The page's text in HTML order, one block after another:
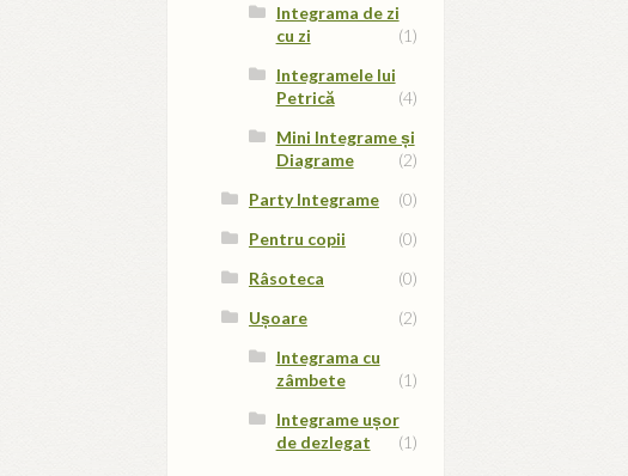
Integrama de zi
cu zi
(1)
Integramele lui
Petrică
(4)
Mini Integrame și
Diagrame
(2)
Party Integrame
(0)
Pentru copii
(0)
Râsoteca
(0)
Ușoare
(2)
Integrama cu
zâmbete
(1)
Integrame ușor
de dezlegat
(1)